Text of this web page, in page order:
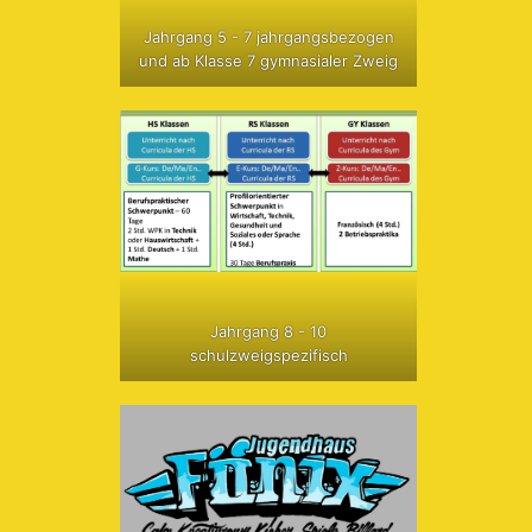
Jahrgang 5 - 7 jahrgangsbezogen
und ab Klasse 7 gymnasialer Zweig
Jahrgang 8 - 10
schulzweigspezifisch